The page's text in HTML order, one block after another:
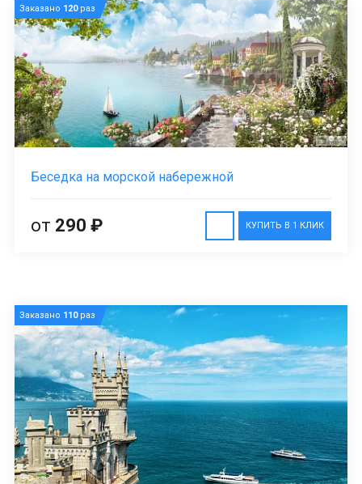
Заказано 120раз
Беседка на морской набережной
КУПИТЬ В 1 КЛИК
от 290 ₽
Заказано 110раз